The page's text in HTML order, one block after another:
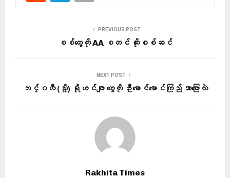
PREVIOUS POST
စစ်တွေကို AA စတင် ထိုးစစ်ဆင်
NEXT POST
ဘင်္ဂလီ (သို့) ရိုဟင်ဂျာ တွေကို ဦးမောင်မောင်ကြည် ဘာပြောလဲ
Rakhita Times